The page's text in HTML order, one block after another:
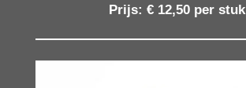
Prijs: € 12,50 per stuk